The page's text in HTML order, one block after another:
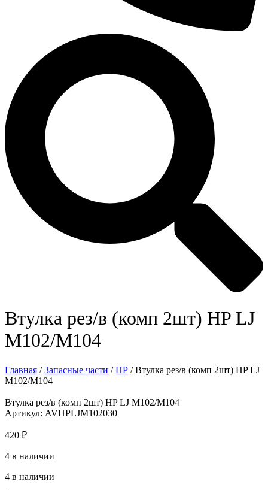
Втулка рез/в (комп 2шт) HP LJ
M102/M104
Главная /Запасные части /HP / Втулка рез/в (комп 2шт) HP LJ
M102/M104
Втулка рез/в (комп 2шт) HP LJ M102/M104
Артикул: AVHPLJM102030
420 ₽
4 в наличии
4 в наличии